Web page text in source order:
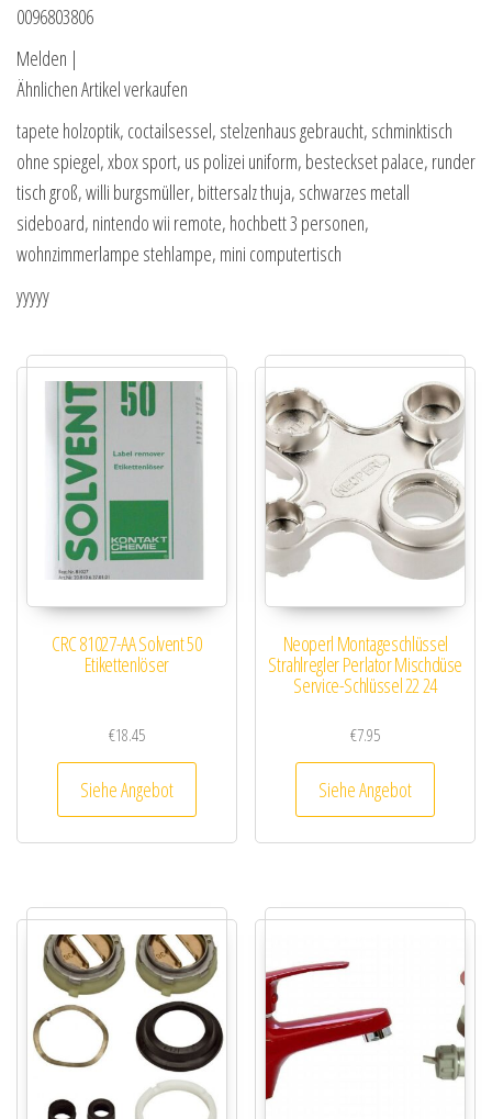
0096803806
Melden |
Ähnlichen Artikel verkaufen
tapete holzoptik, coctailsessel, stelzenhaus gebraucht, schminktisch
ohne spiegel, xbox sport, us polizei uniform, besteckset palace, runder
tisch groß, willi burgsmüller, bittersalz thuja, schwarzes metall
sideboard, nintendo wii remote, hochbett 3 personen,
wohnzimmerlampe stehlampe, mini computertisch
yyyyy
CRC 81027-AA Solvent 50
Etikettenlöser
€18.45
Siehe Angebot
Neoperl Montageschlüssel
Strahlregler Perlator Mischdüse
Service-Schlüssel 22 24
€7.95
Siehe Angebot